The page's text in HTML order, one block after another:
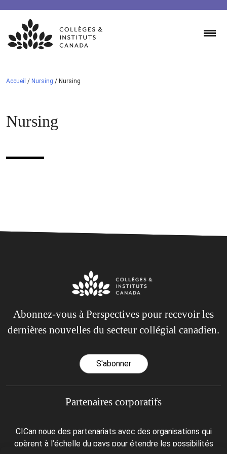
Skip
content
Accueil / Nursing / Nursing
Nursing
Abonnez-vous à Perspectives pour recevoir les
dernières nouvelles du secteur collégial canadien.
S'abonner
Partenaires corporatifs
CICan noue des partenariats avec des organisations qui
opèrent à l’échelle du pays pour étendre les possibilités